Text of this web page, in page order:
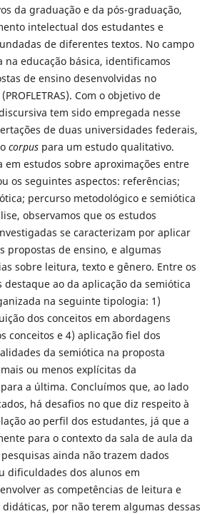
da graduação e da pós-graduação,
intelectual dos estudantes e
de diferentes textos. No campo
educação básica, identificamos
de ensino desenvolvidas no
Com o objetivo de
tem sido empregada nesse
de duas universidades federais,
corpus para um estudo qualitativo.
em estudos sobre aproximações entre
os seguintes aspectos: referências;
percurso metodológico e semiótica
observamos que os estudos
se caracterizam por aplicar
propostas de ensino, e algumas
sobre leitura, texto e gênero. Entre os
ao da aplicação da semiótica
na seguinte tipologia: 1)
dos conceitos em abordagens
conceitos e 4) aplicação fiel dos
da semiótica na proposta
ou menos explícitas da
a última. Concluímos que, ao lado
há desafios no que diz respeito à
ao perfil dos estudantes, já que a
para o contexto da sala de aula da
ainda não trazem dados
dificuldades dos alunos em
as competências de leitura e
por não terem algumas dessas